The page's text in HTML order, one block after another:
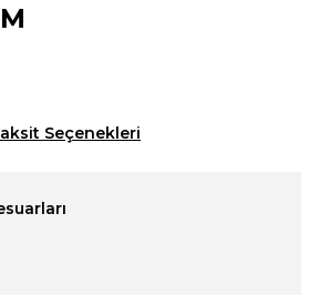
Seçenekleri